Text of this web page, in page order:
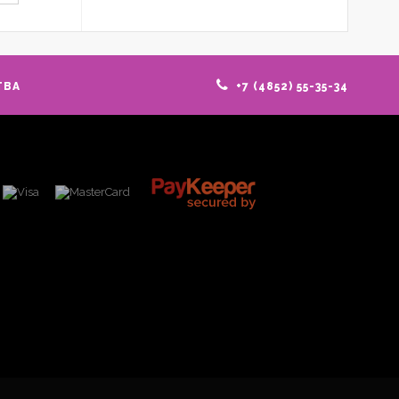
+7 (4852) 55-35-34